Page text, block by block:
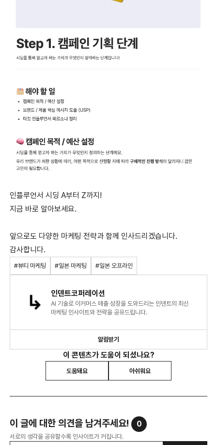
인플루언서 시딩 A부터 Z까지!
지금 바로 알아보세요.
앞으로도 다양한 마케팅 전략과 함께 인사드리겠습니다.
감사합니다.
#뷰티 마케팅 #일본 마케팅 #일본 오프라인
인덴트코퍼레이션
AI 기술로 이커머스 매출 성장을 도와드리는 인덴트의 최신
마케팅 인사이트와 전략을 공유드립니다.
알림받기
이 콘텐츠가 도움이 되셨나요?
도움돼요 아쉬워요
이 글에 대한 의견을 남겨주세요! 0
서로의 생각을 공유할수록 인사이트가 커집니다.